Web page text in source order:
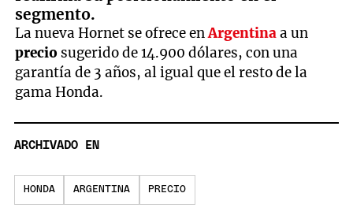
segmento.
La nueva Hornet se ofrece enArgentinaa un
precio sugerido de 14.900 dólares, con una
garantía de 3 años, al igual que el resto de la
gama Honda.
ARCHIVADO EN
HONDA ARGENTINA PRECIO